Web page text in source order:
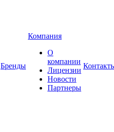
Бренды
Компания
О
компании
Лицензии
Новости
Партнеры